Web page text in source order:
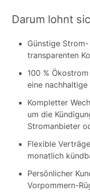
Darum lohnt
Günstige
transparenten
100 %
eine
Kompletter
um die
Stromanbieter
Flexible
monatlich
Persönlicher
Vorpommern-